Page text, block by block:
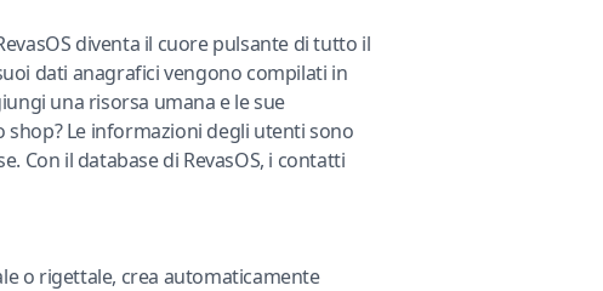
diventa il cuore pulsante di tutto il
dati anagrafici vengono compilati in
una risorsa umana e le sue
Le informazioni degli utenti sono
Con il database di RevasOS, i contatti
o rigettale, crea automaticamente